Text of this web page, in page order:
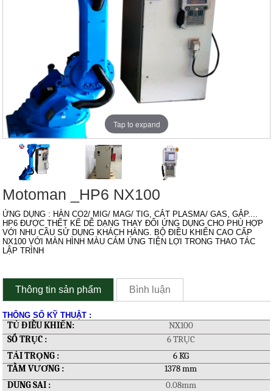
Tap to expand
Motoman _HP6 NX100
ỨNG DỤNG : HÀN CO2/ MIG/ MAG/ TIG, CẮT PLASMA/ GAS, GẮP....
HP6 ĐƯỢC THẾT KẾ DỄ DẠNG THAY ĐỔI ỨNG DỤNG CHO PHÙ HỢP
VỚI NHU CẦU SỬ DỤNG KHÁCH HÀNG. BỘ ĐIỀU KHIỂN CAO CẤP
NX100 VỚI MÀN HÌNH MÀU CẢM ỨNG TIỆN LỢI TRONG THAO TÁC
LẬP TRÌNH
Thông tin sản phẩm Bình luận
THÔNG SỐ KỸ THUẬT :
TỦ ĐIỀU KHIỂN:
NX100
SỐ TRỤC :
6 TRỤC
TẢI TRỌNG :
6 KG
TẦM VƯƠNG :
1378 mm
DUNG SAI :
0.08mm